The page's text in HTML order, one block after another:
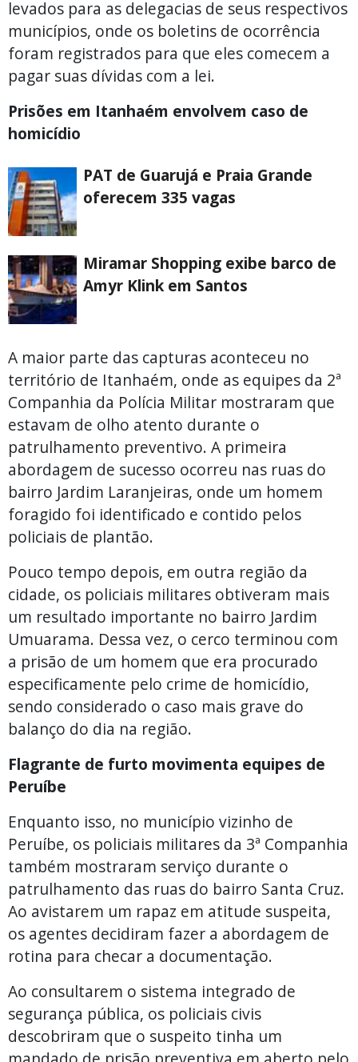
levados para as delegacias de seus respectivos
municípios, onde os boletins de ocorrência
foram registrados para que eles comecem a
pagar suas dívidas com a lei.
Prisões em Itanhaém envolvem caso de
homicídio
PAT de Guarujá e Praia Grande
oferecem 335 vagas
Miramar Shopping exibe barco de
Amyr Klink em Santos
A maior parte das capturas aconteceu no
território de Itanhaém, onde as equipes da 2ª
Companhia da Polícia Militar mostraram que
estavam de olho atento durante o
patrulhamento preventivo. A primeira
abordagem de sucesso ocorreu nas ruas do
bairro Jardim Laranjeiras, onde um homem
foragido foi identificado e contido pelos
policiais de plantão.
Pouco tempo depois, em outra região da
cidade, os policiais militares obtiveram mais
um resultado importante no bairro Jardim
Umuarama. Dessa vez, o cerco terminou com
a prisão de um homem que era procurado
especificamente pelo crime de homicídio,
sendo considerado o caso mais grave do
balanço do dia na região.
Flagrante de furto movimenta equipes de
Peruíbe
Enquanto isso, no município vizinho de
Peruíbe, os policiais militares da 3ª Companhia
também mostraram serviço durante o
patrulhamento das ruas do bairro Santa Cruz.
Ao avistarem um rapaz em atitude suspeita,
os agentes decidiram fazer a abordagem de
rotina para checar a documentação.
Ao consultarem o sistema integrado de
segurança pública, os policiais civis
descobriram que o suspeito tinha um